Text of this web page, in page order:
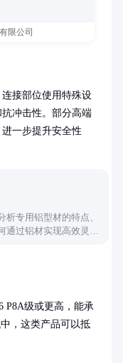
限公司
接部位使用特殊设
冲击性。部分高端
一步提升安全性
专用铝型材的特点、
通过铝材实现高效灵活
P8A级或更高，能承
，这类产品可以抵